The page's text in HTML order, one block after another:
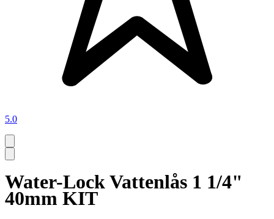
5.0
Water-Lock Vattenlås 1 1/4"
40mm KIT